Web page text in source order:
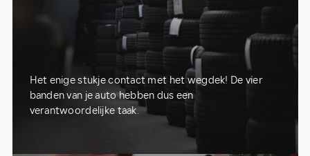
Het enige stukje contact met het wegdek! De vier
banden van je auto hebben dus een
verantwoordelijke taak.